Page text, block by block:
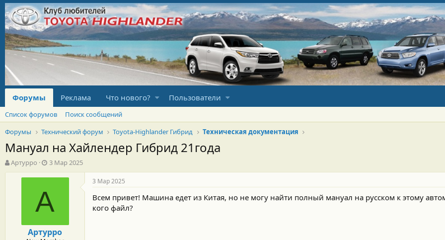
Форумы Реклама Что нового? Пользователи
Список форумов
Поиск сообщений
Форумы
Технический форум Toyota-Highlander Гибрид Техническая документация
Мануал на Хайлендер Гибрид 21года
А
в
Артурро
Д
а
т
н
а
а
л
3 Мар 2025
А
Артурро
3 Мар 2025
Всем привет! Машина едет из Китая, но не могу найти полный мануал на русском к этому
кого файл?